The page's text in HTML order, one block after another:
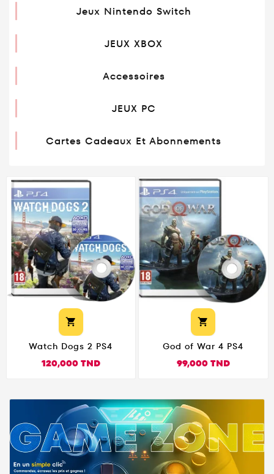
Jeux Nintendo Switch
JEUX XBOX
Accessoires
JEUX PC
Cartes Cadeaux Et Abonnements

Watch Dogs 2 PS4
120,000 TNDPrix

God of War 4 PS4
99,000 TNDPrix